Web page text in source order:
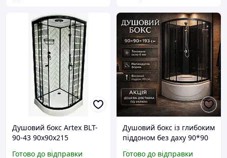
Душовий бокс Artex BLT-
90-43 90х90х215
Готово до відправки
Душовий бокс із глибоким
піддоном без даху 90*90
Готово до відправки